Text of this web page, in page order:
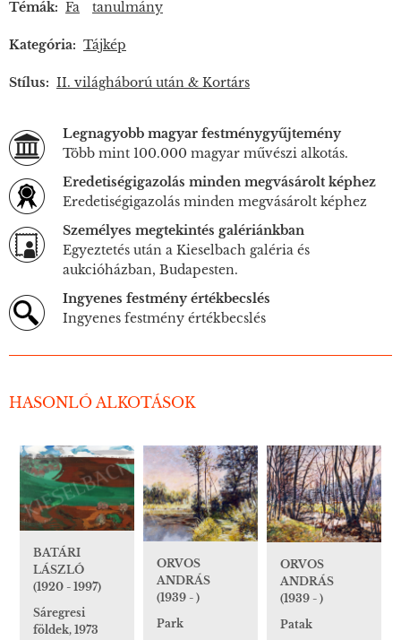
Témák: Fa tanulmány
Kategória: Tájkép
Stílus: II. világháború után & Kortárs
Legnagyobb magyar festménygyűjtemény
Több mint 100.000 magyar művészi alkotás.
Eredetiségigazolás minden megvásárolt képhez
Eredetiségigazolás minden megvásárolt képhez
Személyes megtekintés galériánkban
Egyeztetés után a Kieselbach galéria és
aukcióházban, Budapesten.
Ingyenes festmény értékbecslés
Ingyenes festmény értékbecslés
HASONLÓ ALKOTÁSOK
BATÁRI
LÁSZLÓ
(1920 - 1997)
Sáregresi
földek, 1973
ORVOS
ANDRÁS
(1939 - )
Park
ORVOS
ANDRÁS
(1939 - )
Patak